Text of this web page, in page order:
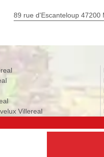
89 rue d'Escanteloup 47200
Villereal